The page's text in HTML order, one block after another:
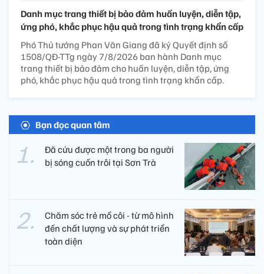
Danh mục trang thiết bị bảo đảm huấn luyện, diễn tập,
ứng phó, khắc phục hậu quả trong tình trạng khẩn cấp
Phó Thủ tướng Phan Văn Giang đã ký Quyết định số
1508/QĐ-TTg ngày 7/8/2026 ban hành Danh mục
trang thiết bị bảo đảm cho huấn luyện, diễn tập, ứng
phó, khắc phục hậu quả trong tình trạng khẩn cấp.
Bạn đọc quan tâm
Đã cứu được một trong ba người
bị sóng cuốn trôi tại Sơn Trà
Chăm sóc trẻ mồ côi - từ mô hình
đến chất lượng và sự phát triển
toàn diện